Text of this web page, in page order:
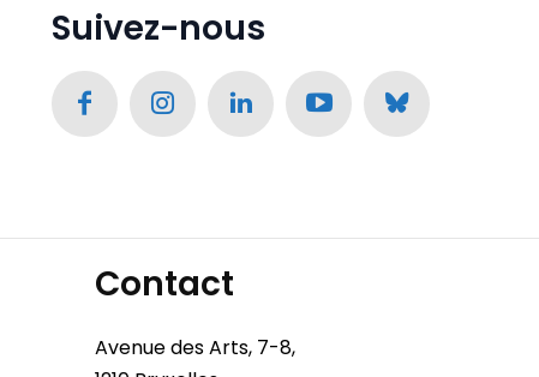
Suivez-nous
Contact
Avenue des Arts, 7-8,